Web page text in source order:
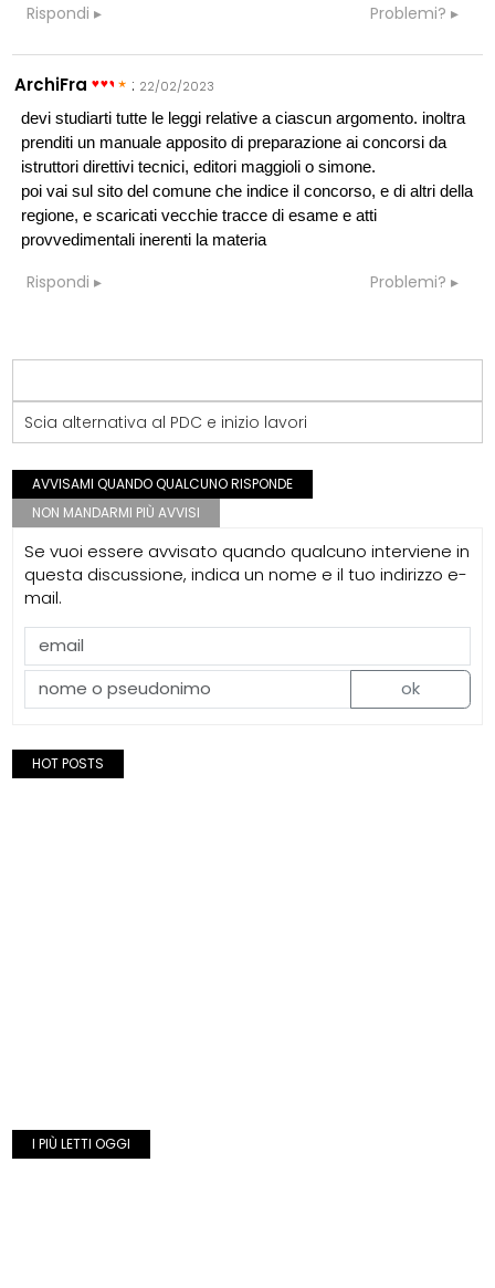
Rispondi Problemi?
ArchiFra : 22/02/2023
devi studiarti tutte le leggi relative a ciascun argomento. inoltra
prenditi un manuale apposito di preparazione ai concorsi da
istruttori direttivi tecnici, editori maggioli o simone.
poi vai sul sito del comune che indice il concorso, e di altri della
regione, e scaricati vecchie tracce di esame e atti
provvedimentali inerenti la materia
Rispondi Problemi?
Scia alternativa al PDC e inizio lavori
AVVISAMI QUANDO QUALCUNO RISPONDE
NON MANDARMI PIÙ AVVISI
Se vuoi essere avvisato quando qualcuno interviene in
questa discussione, indica un nome e il tuo indirizzo e-
mail.
ok
HOT POSTS
I PIÙ LETTI OGGI